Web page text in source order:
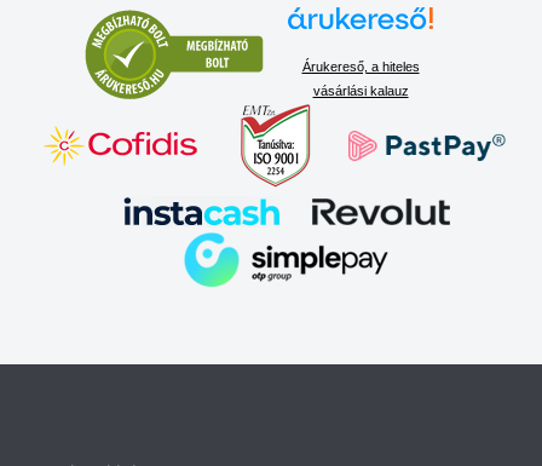
Árukereső, a hiteles
vásárlási kalauz